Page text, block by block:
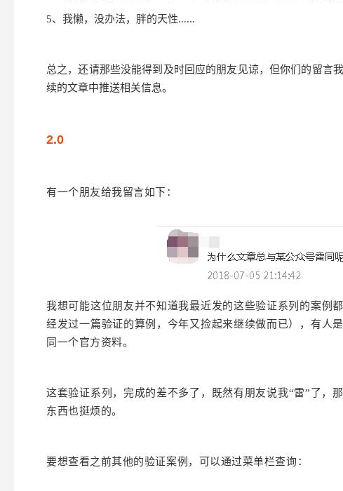
5、我懒，没办法，胖的天性......
总之，还请那些没能得到及时回应的朋友见谅，但你们的留言
续的文章中推送相关信息。
2.0
有一个朋友给我留言如下：
我想可能这位朋友并不知道我最近发的这些验证系列的案例
经发过一篇验证的算例，今年又捡起来继续做而已），有人
同一个官方资料。
这套验证系列，完成的差不多了，既然有朋友说我“雷”了，那
东西也挺烦的。
要想查看之前其他的验证案例，可以通过菜单栏查询：